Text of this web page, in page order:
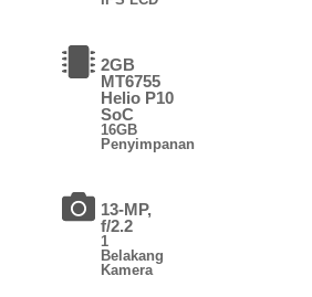
2GB
MT6755
Helio P10
SoC
16GB
Penyimpanan
13-MP,
f/2.2
1
Belakang
Kamera